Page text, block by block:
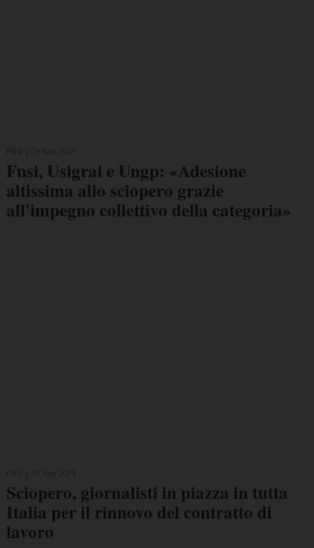
FNSI
Fnsi, Usigrai e Ungp: «Adesione
altissima allo sciopero grazie
all'impegno collettivo della categoria»
FNSI
Sciopero, giornalisti in piazza in tutta
Italia per il rinnovo del contratto di
lavoro